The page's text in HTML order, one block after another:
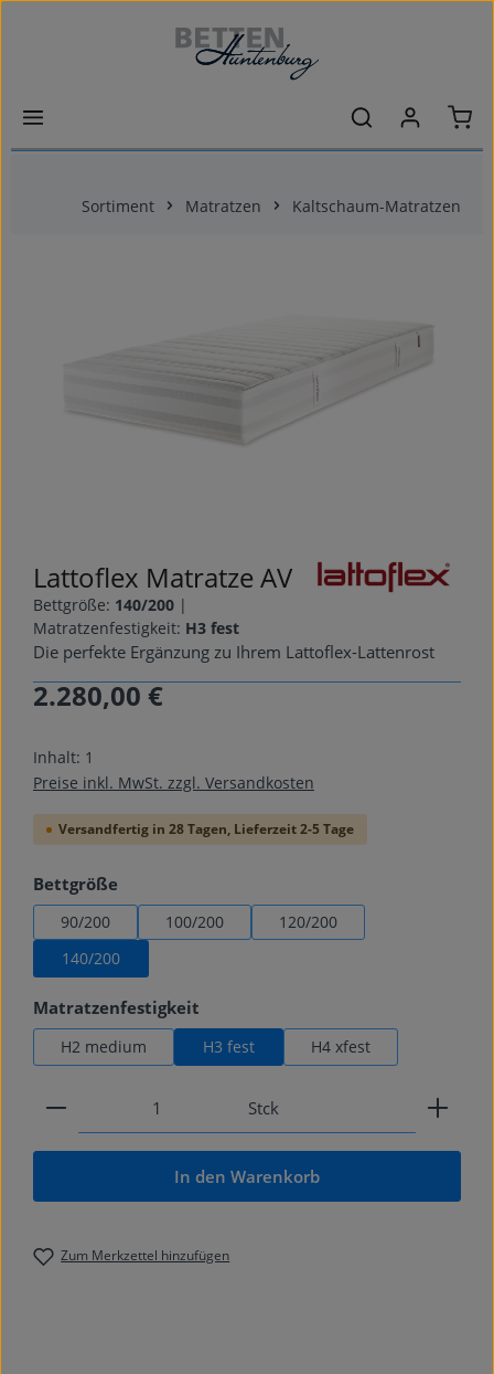
Zum Hauptinhalt springen
Sortiment Matratzen Kaltschaum-Matratzen
Lattoflex Matratze AV
Bettgröße: 140/200 |
Matratzenfestigkeit: H3 fest
Die perfekte Ergänzung zu Ihrem Lattoflex-Lattenrost
Regulärer Preis:
2.280,00 €
Inhalt: 1
Preise inkl. MwSt. zzgl. Versandkosten
Versandfertig in 28 Tagen, Lieferzeit 2-5 Tage
Bettgröße
90/200 100/200
120/200
140/200
Matratzenfestigkeit
H2 medium H3 fest H4 xfest
Produkt Anzahl: Gib den gewünschten Wert ein
Stck
In den Warenkorb
Zum Merkzettel hinzufügen